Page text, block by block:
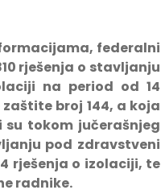
federalni
rješenja o stavljanju
na period od 14
broj 144, a koja
su tokom jučerašnjeg
pod zdravstveni
rješenja o izolaciji, te
radnike.